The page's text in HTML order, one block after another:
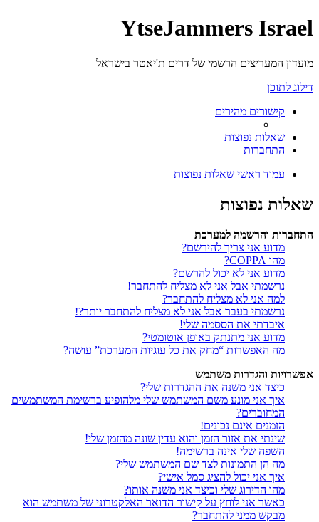
YtseJammers Israel
מועדון המעריצים הרשמי של דרים ת'יאטר בישראל
דילוג לתוכן
קישורים מהירים
שאלות נפוצות
התחברות
עמוד ראשי שאלות נפוצות
שאלות נפוצות
התחברות והרשמה למערכת
מדוע אני צריך להירשם?
מהו COPPA?
מדוע אני לא יכול להרשם?
נרשמתי אבל אני לא מצליח להתחבר!
למה אני לא מצליח להתחבר?
נרשמתי בעבר אבל אני לא מצליח להתחבר יותר?!
איבדתי את הססמה שלי!
מדוע אני מתנתק באופן אוטומטי?
מה האפשרות “מחק את כל עוגיות המערכת” עושה?
אפשרויות והגדרות משתמש
כיצד אני משנה את ההגדרות שלי?
איך אני מונע משם המשתמש שלי מלהופיע ברשימת המשתמשים
המחוברים?
הזמנים אינם נכונים!
שינתי את אזור הזמן והוא עדין שונה מהזמן שלי!
השפה שלי אינה ברשימה!
מה הן התמונות לצד שם המשתמש שלי?
איך אני יכול להציג סמל אישי?
מהו הדירוג שלי וכיצד אני משנה אותו?
כאשר אני לוחץ על קישור הדואר האלקטרוני של משתמש הוא
מבקש ממני להתחבר?